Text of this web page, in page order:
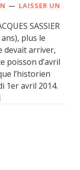
LAISSER UN
SASSIER
plus le
devait arriver,
poisson d’avril
l’historien
1er avril 2014.